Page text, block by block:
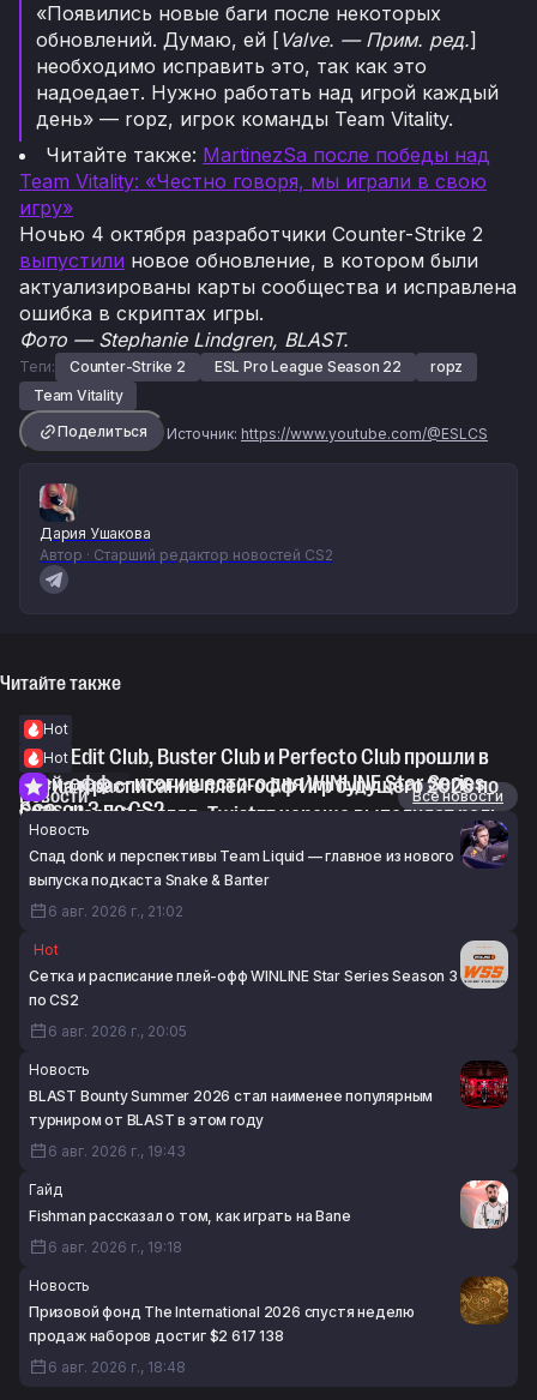
«Появились новые баги после некоторых
обновлений. Думаю, ей [ Valve. — Прим. ред.]
необходимо исправить это, так как это
надоедает. Нужно работать над игрой каждый
день» — ropz, игрок команды Team Vitality.
Читайте также: MartinezSa после победы над
Team Vitality: «Честно говоря, мы играли в свою
игру»
Ночью 4 октября разработчики Counter-Strike 2
выпустили новое обновление, в котором были
актуализированы карты сообщества и исправлена
ошибка в скриптах игры.
Фото — Stephanie Lindgren, BLAST.
Теги: Counter-Strike 2 ESL Pro League Season 22
ropz
Team Vitality
Поделиться
Источник: https://www.youtube.com/@ESLCS
Дария Ушакова
Автор · Старший редактор новостей CS2
Читайте также
Hot
WorldEdit Club, Buster Club и Perfecto Club прошли в
плей-офф — итоги шестого дня WINLINE Star Series
Season 3 по CS2
6 авг. 2026 г., 18:13
Hot
Сетка и расписание плей-офф Игр будущего 2026 по
CS2
6 авг. 2026 г., 18:00
Интервью
voo: «На мой взгляд, Twistzz хорошо выполняет роль
IGL»
6 авг. 2026 г., 17:23
Новости
Все новости
Новость
Спад donk и перспективы Team Liquid — главное из нового
выпуска подкаста Snake & Banter
6 авг. 2026 г., 21:02
Hot
Сетка и расписание плей-офф WINLINE Star Series Season 3
по CS2
6 авг. 2026 г., 20:05
Новость
BLAST Bounty Summer 2026 стал наименее популярным
турниром от BLAST в этом году
6 авг. 2026 г., 19:43
Гайд
Fishman рассказал о том, как играть на Bane
6 авг. 2026 г., 19:18
Новость
Призовой фонд The International 2026 спустя неделю
продаж наборов достиг $2 617 138
6 авг. 2026 г., 18:48